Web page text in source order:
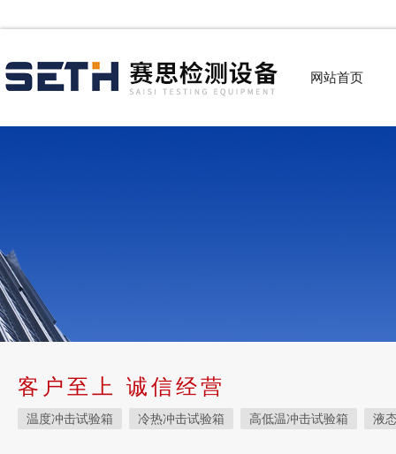
网站首页
客户至上 诚信经营
温度冲击试验箱 冷热冲击试验箱 高低温冲击试验箱 液